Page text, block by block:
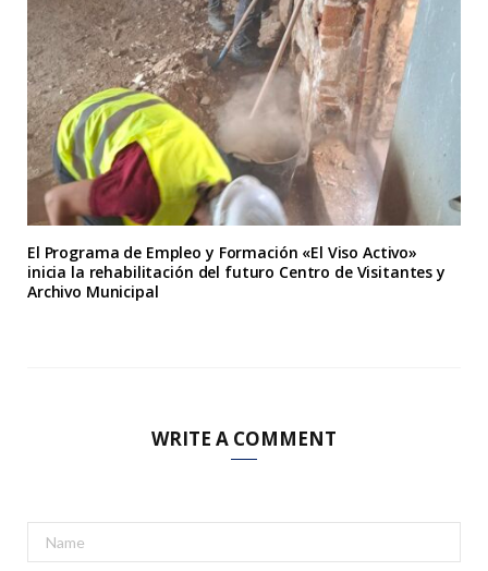
El Programa de Empleo y Formación «El Viso Activo»
inicia la rehabilitación del futuro Centro de Visitantes y
Archivo Municipal
WRITE A COMMENT